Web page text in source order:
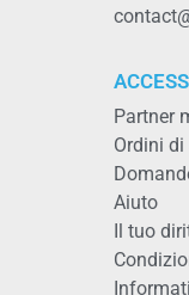
Partner
Ordini
Aiuto
Il tuo